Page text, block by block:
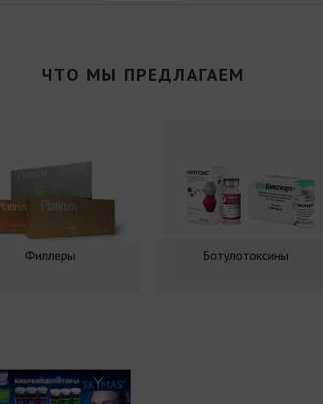
ЧТО МЫ ПРЕДЛАГАЕМ
Филлеры Ботулотоксины